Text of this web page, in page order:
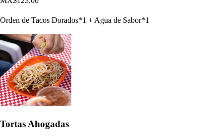
Orden de Tacos Dorados*1 + Agua de Sabor*1
Tortas Ahogadas